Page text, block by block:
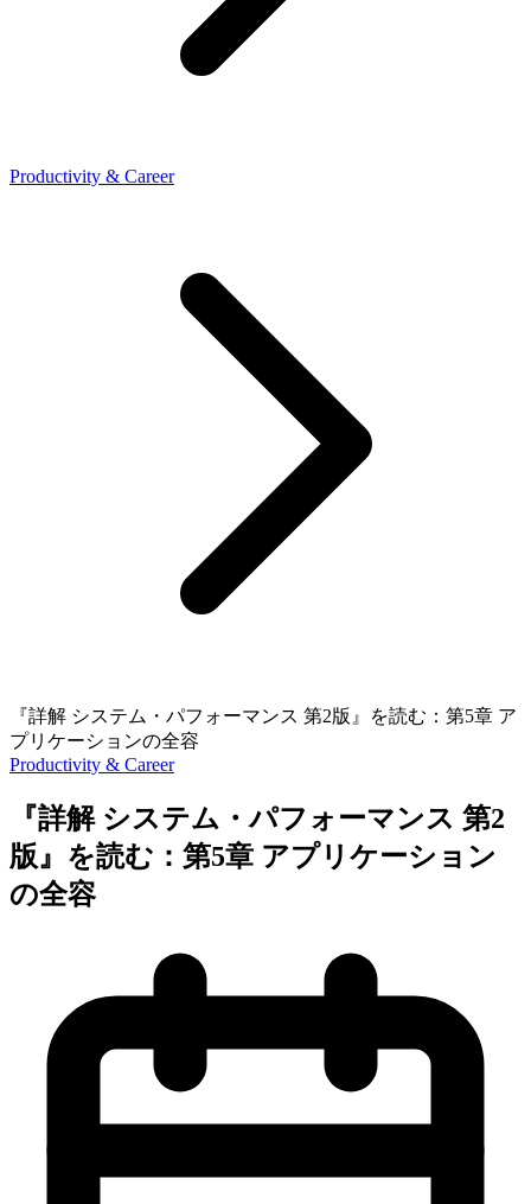
Productivity & Career
『詳解 システム・パフォーマンス 第2版』を読む：第5章 ア
プリケーションの全容
Productivity & Career
『詳解 システム・パフォーマンス 第2
版』を読む：第5章 アプリケーション
の全容